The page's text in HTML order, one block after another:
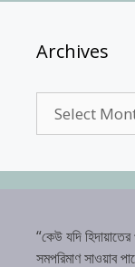
Archives
“কেউ যদি
সমপরিমাণ সাওয়াব